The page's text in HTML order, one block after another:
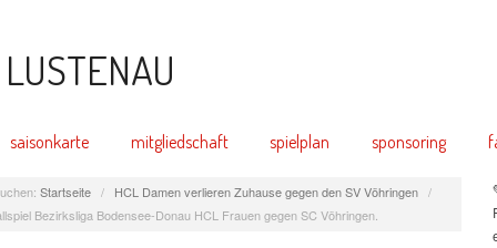
saisonkarte mitgliedschaft spielplan sponsoring
Startseite / HCL Damen verlieren Zuhause gegen den SV Vöhringen /
Bezirksliga Bodensee-Donau HCL Frauen gegen SC Vöhringen.